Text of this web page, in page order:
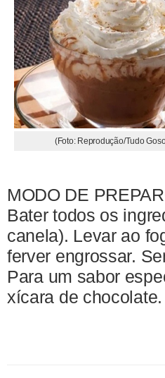
(Foto: Reprodução/Tudo
MODO DE
Bater todos os
canela). Levar ao
ferver engrossar.
Para um sabor
xícara de chocolate.